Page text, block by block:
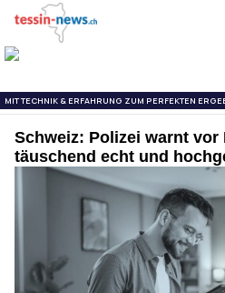
Schweiz: Polizei warnt vor
täuschend echt und